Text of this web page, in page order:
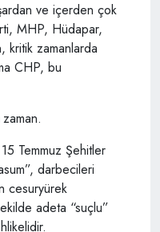
ve içerden çok
MHP, Hüdapar,
kritik zamanlarda
CHP, bu
Temmuz Şehitler
darbecileri
cesuryürek
adeta “suçlu”